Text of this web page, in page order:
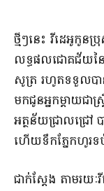
ថ្មីៗនេះ វីដេអូកូន
លទ្ធផលជោគជ័យន
សូត្រ រហូតទទួលប
មកជូនអ្នកម្តាយជ
អត្ថន័យជ្រាលជ្រៅ
ហើយទឹកភ្នែកហូរទ
ជាក់ស្តែង តាមរយៈ